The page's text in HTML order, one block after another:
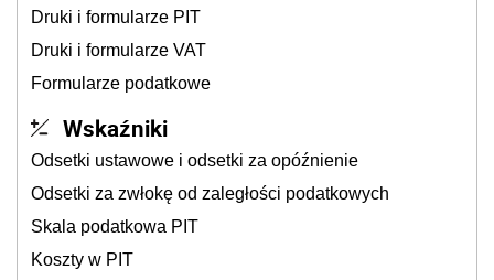
Druki i formularze PIT
Druki i formularze VAT
Formularze podatkowe
Wskaźniki
Odsetki ustawowe i odsetki za opóźnienie
Odsetki za zwłokę od zaległości podatkowych
Skala podatkowa PIT
Koszty w PIT